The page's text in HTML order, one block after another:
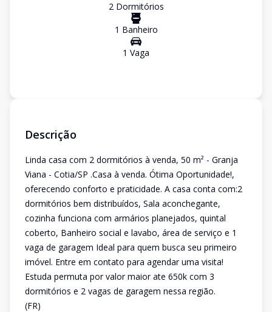
2Dormitórios
1 Banheiro
1 Vaga
Descrição
Linda casa com 2 dormitórios à venda, 50 m² - Granja
Viana - Cotia/SP .Casa à venda. Ótima Oportunidade!,
oferecendo conforto e praticidade. A casa conta com:2
dormitórios bem distribuídos, Sala aconchegante,
cozinha funciona com armários planejados, quintal
coberto, Banheiro social e lavabo, área de serviço e 1
vaga de garagem Ideal para quem busca seu primeiro
imóvel. Entre em contato para agendar uma visita!
Estuda permuta por valor maior ate 650k com 3
dormitórios e 2 vagas de garagem nessa região.
(FR)